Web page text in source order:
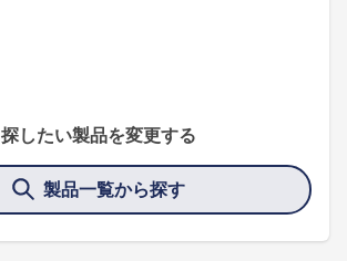
探したい製品を変更する
製品一覧から探す